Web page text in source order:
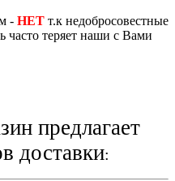
- НЕТ т.к недобросовестные
часто теряет наши с Вами
предлагает
доставки: